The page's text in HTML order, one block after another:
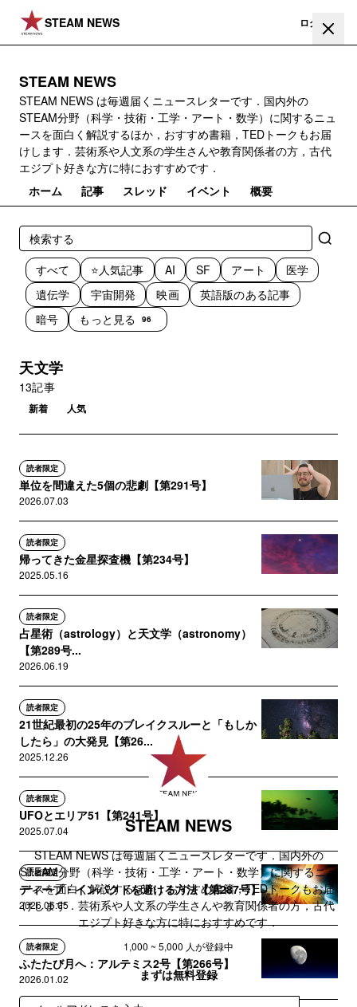
STEAM NEWS ログイン
STEAM NEWS
STEAM NEWS は毎週届くニュースレターです．国内外の
STEAM分野（科学・技術・工学・アート・数学）に関するニュ
ースを面白く解説するほか，おすすめ書籍，TEDトークもお届
けします．芸術系や人文系の学生さんや教育関係者の方，古代
エジプト好きな方に特におすすめです．
ホーム
記事 スレッド イベント 概要
すべて ⭐️人気記事 AI SF アート
医学
遺伝学
宇宙開発 映画
英語版のある記事
暗号
もっと見る 96
天文学
13記事
新着 人気
読者限定
単位を間違えた5個の悲劇【第291号】
2026.07.03
読者限定
帰ってきた金星探査機【第234号】
2025.05.16
読者限定
占星術（astrology）と天文学（astronomy）
【第289号...
2026.06.19
読者限定
21世紀最初の25年のブレイクスルーと「もしか
したら」の大発見【第26...
2025.12.26
読者限定
UFOとエリア51【第241号】
2025.07.04
読者限定
ディープ・インパクトを避ける方法【第287号】
2026.06.05
読者限定
ふたたび月へ：アルテミス2号【第266号】
2026.01.02
STEAM NEWS
STEAM NEWS は毎週届くニュースレターです．国内外の
STEAM分野（科学・技術・工学・アート・数学）に関するニュ
ースを面白く解説するほか，おすすめ書籍，TEDトークもお届
けします．芸術系や人文系の学生さんや教育関係者の方，古代
エジプト好きな方に特におすすめです．
1,000 ~ 5,000 人が登録中
まずは無料登録